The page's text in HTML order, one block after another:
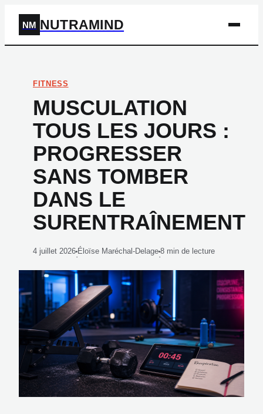
NM NUTRAMIND
FITNESS
MUSCULATION
TOUS LES JOURS :
PROGRESSER
SANS TOMBER
DANS LE
SURENTRAÎNEMENT
4 juillet 2026
·
Éloïse Maréchal-Delage
·
8 min de lecture